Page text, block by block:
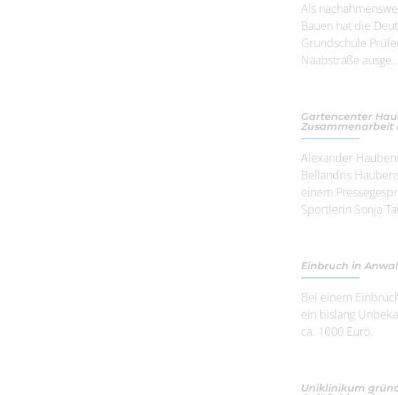
Als
Bauen hat die
Grundschule
Naabstraße
Gartencenter
Zusammenarbeit
Alexander
Bellandris
einem
Sportlerin Sonja
Einbruch in
Bei einem
ein bislang
ca. 1000 Euro.
Uniklinikum